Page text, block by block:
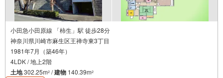
小田急小田原線 「柿生」駅 徒歩28分
神奈川県川崎市麻生区王禅寺東3丁目
1981年7月（築46年）
4LDK / 地上2階
土地302.25m2 /建物 140.39m2